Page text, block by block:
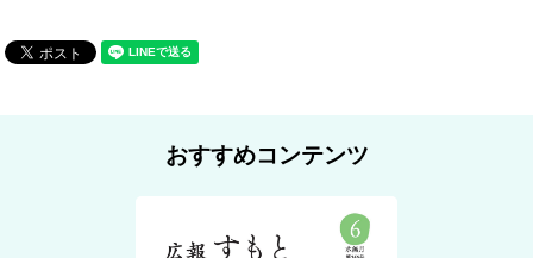
おすすめコンテンツ